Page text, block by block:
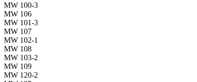
MW 100-3
MW 106
MW 101-3
MW 107
MW 102-1
MW 108
MW 103-2
MW 109
MW 120-2